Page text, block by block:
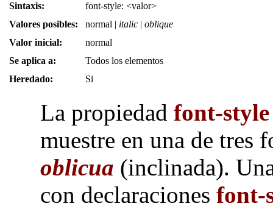
Sintaxis:
font-style: <valor>
Valores posibles:
normal | italic | oblique
Valor inicial:
normal
Se aplica a:
Todos los elementos
Heredado:
Si
La propiedad font-style
muestre en una de tres
oblicua (inclinada).
con declaraciones font-